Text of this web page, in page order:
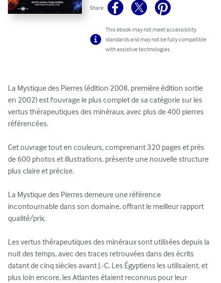
Share
This ebook may not meet accessibility
standards and may not be fully compatible
with assistive technologies.
La Mystique des Pierres (édition 2008, première édition sortie
en 2002) est l'ouvrage le plus complet de sa catégorie sur les
vertus thérapeutiques des minéraux, avec plus de 400 pierres
référencées.
Cet ouvrage tout en couleurs, comprenant 320 pages et près
de 600 photos et illustrations, présente une nouvelle structure
plus claire et précise.
La Mystique des Pierres demeure une référence
incontournable dans son domaine, offrant le meilleur rapport
qualité/prix.
Les vertus thérapeutiques des minéraux sont utilisées depuis la
nuit des temps, avec des traces retrouvées dans des écrits
datant de cinq siècles avant J.-C. Les Égyptiens les utilisaient, et
plus loin encore, les Atlantes étaient reconnus pour leur